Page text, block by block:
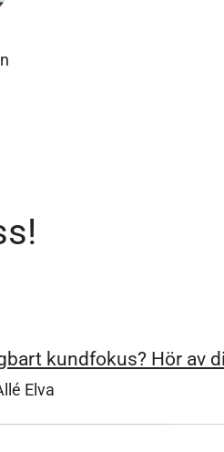
kundfokus? Hör av
Elva